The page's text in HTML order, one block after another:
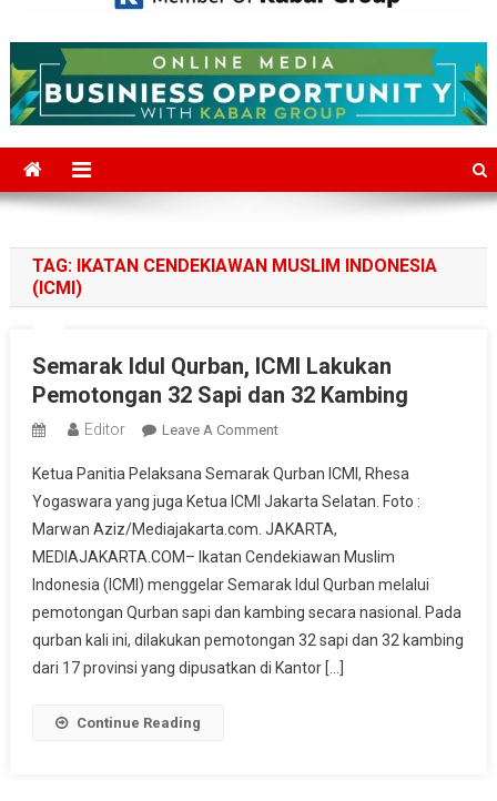
Mediajakarta.com
TAG: IKATAN CENDEKIAWAN MUSLIM INDONESIA
(ICMI)
Semarak Idul Qurban, ICMI Lakukan
Pemotongan 32 Sapi dan 32 Kambing
Editor Leave A CommentOn
Idul
Qurban,
ICMI
Lakukan
Pemotongan
32
Sapi
Dan
Ketua Panitia Pelaksana Semarak Qurban ICMI, Rhesa
Yogaswara yang juga Ketua ICMI Jakarta Selatan. Foto :
Marwan Aziz/Mediajakarta.com. JAKARTA,
MEDIAJAKARTA.COM– Ikatan Cendekiawan Muslim
Indonesia (ICMI) menggelar Semarak Idul Qurban melalui
pemotongan Qurban sapi dan kambing secara nasional. Pada
qurban kali ini, dilakukan pemotongan 32 sapi dan 32 kambing
dari 17 provinsi yang dipusatkan di Kantor […]
Continue Reading